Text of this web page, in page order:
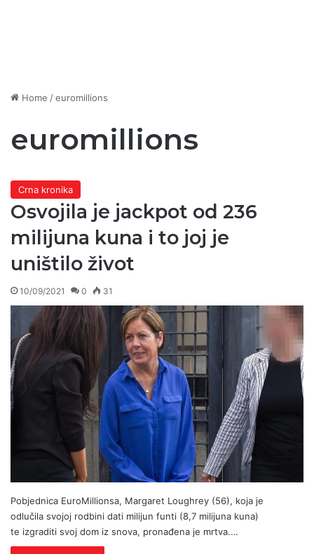
Home /euromillions
euromillions
Crna kronika
Osvojila je jackpot od 236
milijuna kuna i to joj je
uništilo život
10/09/2021 0 31
Pobjednica EuroMillionsa, Margaret Loughrey (56), koja je
odlučila svojoj rodbini dati milijun funti (8,7 milijuna kuna)
te izgraditi svoj dom iz snova, pronađena je mrtva.…